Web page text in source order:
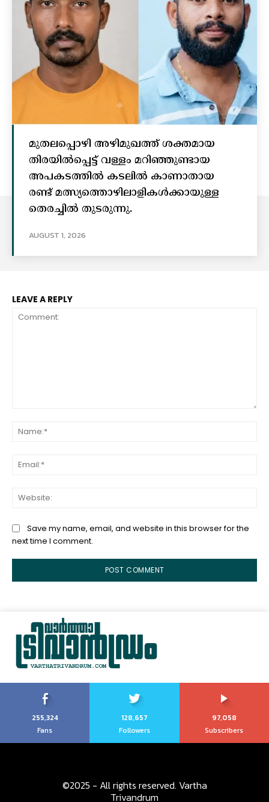
മുതലപ്പൊഴി അഴിമുഖത്ത് ശക്തമായ
തിരയിൽപ്പെട്ട് വള്ളം മറിഞ്ഞുണ്ടായ
അപകടത്തിൽ കടലിൽ കാണാതായ
രണ്ട് മത്സ്യത്തൊഴിലാളികൾക്കായുള്ള
തെരച്ചിൽ തുടരുന്നു.
AUGUST 1, 2026
LEAVE A REPLY
Save my name, email, and website in this browser for the
next time I comment.
255,324
Fans
128,657
Followers
97,058
Subscribers
©2025 - All rights reserved. Vartha
Trivandrum